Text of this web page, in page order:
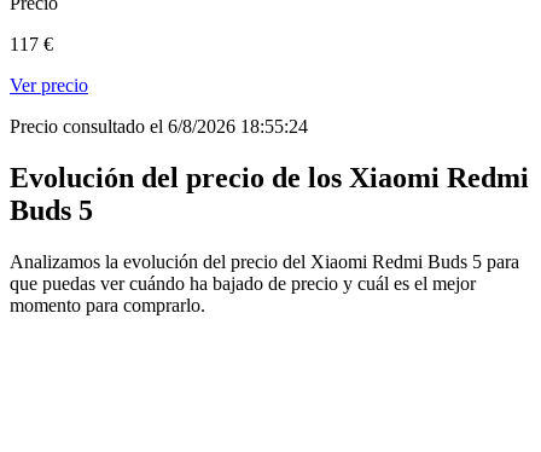
117 €
Ver precio
Precio consultado el 6/8/2026 18:55:24
Evolución del precio de los Xiaomi Redmi
Buds 5
Analizamos la evolución del precio del Xiaomi Redmi Buds 5 para
que puedas ver cuándo ha bajado de precio y cuál es el mejor
momento para comprarlo.